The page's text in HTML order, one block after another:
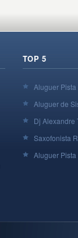
TOP 5
Aluguer
Aluguer de
Dj Alexandre
Saxofonista
Aluguer